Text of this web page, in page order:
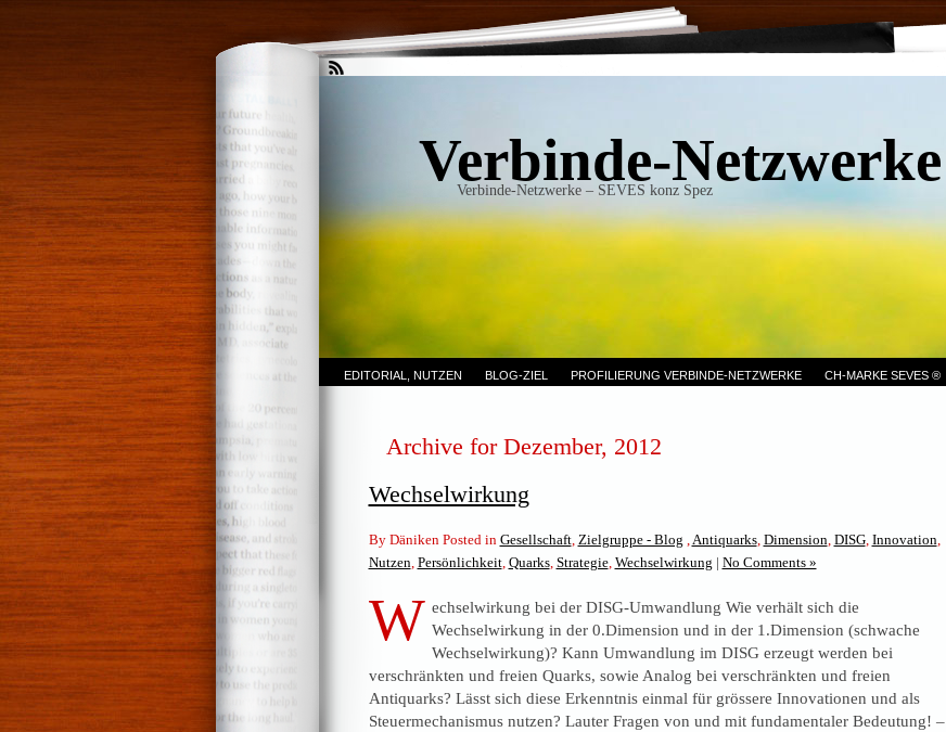
Verbinde-Netzwerke
Verbinde-Netzwerke – SEVES konz Spez
EDITORIAL, NUTZEN BLOG-ZIEL PROFILIERUNG VERBINDE-NETZWERKE CH-MARKE SEVES ®
Archive for Dezember, 2012
Wechselwirkung
By Däniken Posted in Gesellschaft, Zielgruppe - Blog ,Antiquarks, Dimension, DISG, Innovation,
Nutzen, Persönlichkeit, Quarks, Strategie, Wechselwirkung | No Comments »
W echselwirkung bei der DISG-Umwandlung Wie verhält sich die
Wechselwirkung in der 0.Dimension und in der 1.Dimension (schwache
Wechselwirkung)? Kann Umwandlung im DISG erzeugt werden bei
verschränkten und freien Quarks, sowie Analog bei verschränkten und freien
Antiquarks? Lässt sich diese Erkenntnis einmal für grössere Innovationen und als
Steuermechanismus nutzen? Lauter Fragen von und mit fundamentaler Bedeutung! –